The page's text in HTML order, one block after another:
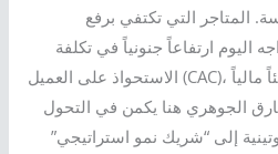
المتاجر التي تكتفي برفع
اليوم ارتفاعاً جنونياً في تكلفة
الاستحواذ على العميل (CAC)، مما يجعل الإدارة التقليدية عبئاً مالياً
الجوهري هنا يكمن في التحول
إلى “شريك نمو استراتيجي”